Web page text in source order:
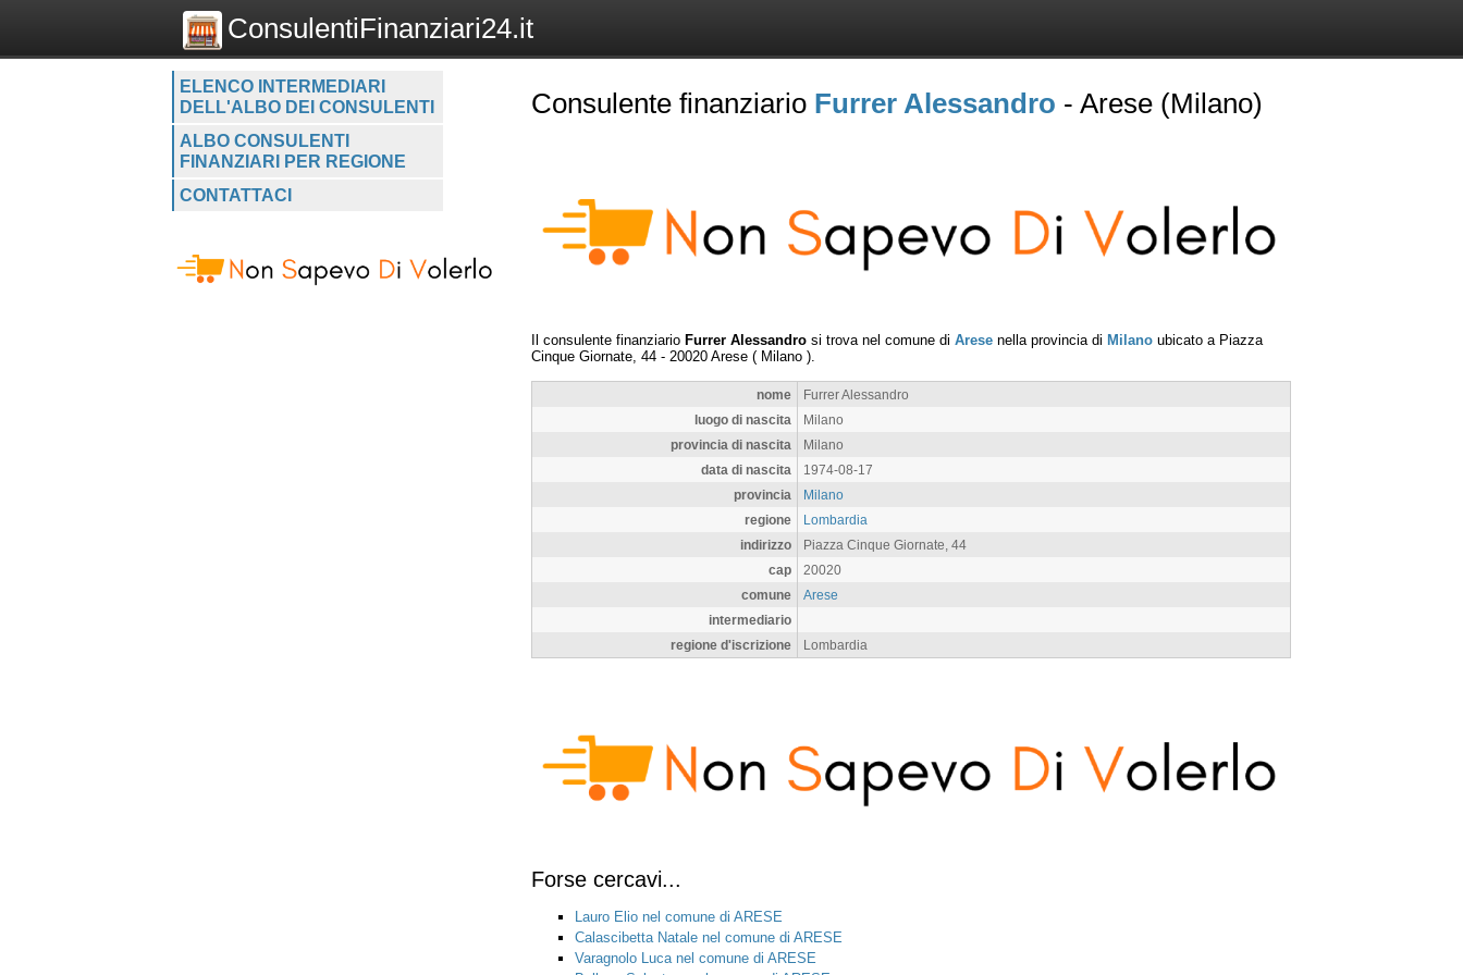
ConsulentiFinanziari24.it
ELENCO INTERMEDIARI
DELL'ALBO DEI CONSULENTI
ALBO CONSULENTI
FINANZIARI PER REGIONE
CONTATTACI
Consulente finanziario Furrer Alessandro - Arese (Milano)
Il consulente finanziario Furrer Alessandro si trova nel comune di Arese nella provincia di Milano ubicato a Piazza
Cinque Giornate, 44 - 20020 Arese ( Milano ).
nome
Furrer Alessandro
luogo di nascita
Milano
provincia di nascita
Milano
data di nascita
1974-08-17
provincia
Milano
regione
Lombardia
indirizzo
Piazza Cinque Giornate, 44
cap
20020
comune
Arese
intermediario
regione d'iscrizione
Lombardia
Forse cercavi...
Lauro Elio nel comune di ARESE
Calascibetta Natale nel comune di ARESE
Varagnolo Luca nel comune di ARESE